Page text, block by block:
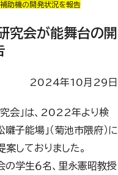
補助機の開発状況を報告
研究会が能舞台の開
2024年10月29日
究会」は、2022年より検
子能場」（菊池市隈府）に
しておりました。
学生６名、里永憲昭教授